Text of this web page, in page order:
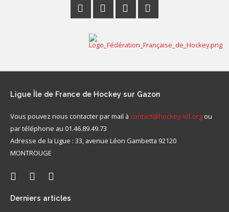
Ligue Île de France de Hockey sur Gazon
Vous pouvez nous contacter par mail à contact@hockey-idf.org ou
par téléphone au 01.46.89.49.73
Adresse de la Ligue : 33, avenue Léon Gambetta 92120
MONTROUGE
Derniers articles